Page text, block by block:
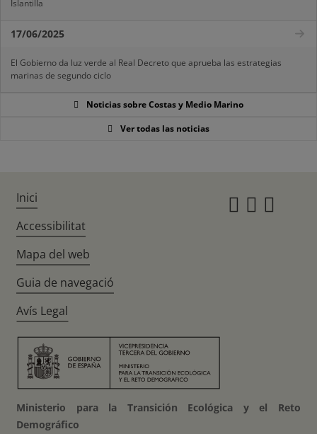
Islantilla
17/06/2025
El Gobierno da luz verde al Real Decreto que aprueba las estrategias
marinas de segundo ciclo
Noticias sobre Costas y Medio Marino
Ver todas las noticias
Inici
Accessibilitat
Mapa del web
Guia de navegació
Avís Legal
Ministerio para la Transición Ecológica y el Reto
Demográfico